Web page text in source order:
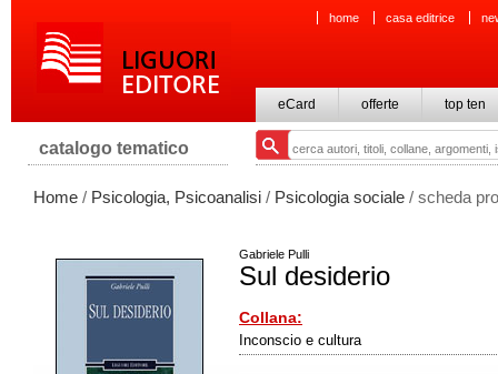
home casa editrice
eCard offerte top ten
catalogo tematico
Home / Psicologia, Psicoanalisi / Psicologia sociale / scheda
Gabriele Pulli
Sul desiderio
Collana:
Inconscio e cultura